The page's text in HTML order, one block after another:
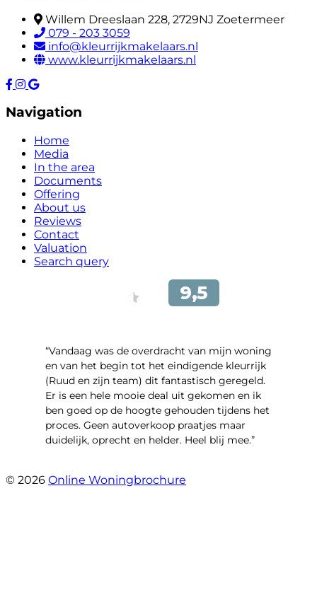
Willem Dreeslaan 228, 2729NJ Zoetermeer
079 - 203 3059
info@kleurrijkmakelaars.nl
www.kleurrijkmakelaars.nl
Navigation
Home
Media
In the area
Documents
Offering
About us
Reviews
Contact
Valuation
Search query
“Vandaag was de overdracht van mijn woning
en van het begin tot het eindigende kleurrijk
(Ruud en zijn team) dit fantastisch geregeld.
Er is een hele mooie deal uit gekomen en ik
ben goed op de hoogte gehouden tijdens het
proces. Geen autoverkoop praatjes maar
duidelijk, oprecht en helder. Heel blij mee.”
© 2026 Online Woningbrochure